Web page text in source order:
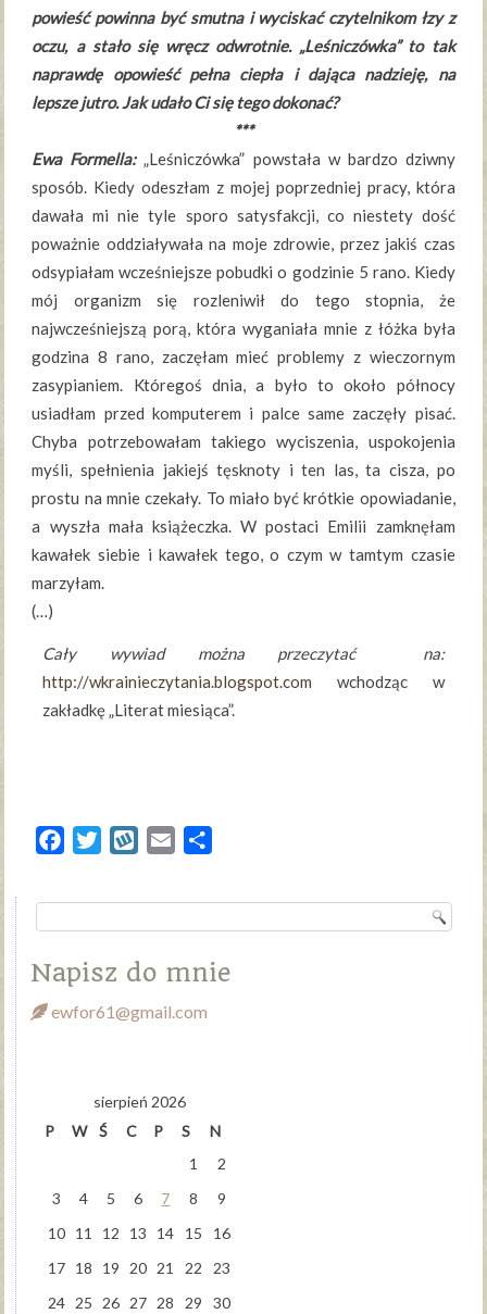
powieść powinna być smutna i wyciskać czytelnikom łzy z
oczu, a stało się wręcz odwrotnie. „Leśniczówka” to tak
naprawdę opowieść pełna ciepła i dająca nadzieję, na
lepsze jutro. Jak udało Ci się tego dokonać?
***
Ewa Formella:„Leśniczówka” powstała w bardzo dziwny
sposób. Kiedy odeszłam z mojej poprzedniej pracy, która
dawała mi nie tyle sporo satysfakcji, co niestety dość
poważnie oddziaływała na moje zdrowie, przez jakiś czas
odsypiałam wcześniejsze pobudki o godzinie 5 rano. Kiedy
mój organizm się rozleniwił do tego stopnia, że
najwcześniejszą porą, która wyganiała mnie z łóżka była
godzina 8 rano, zaczęłam mieć problemy z wieczornym
zasypianiem. Któregoś dnia, a było to około północy
usiadłam przed komputerem i palce same zaczęły pisać.
Chyba potrzebowałam takiego wyciszenia, uspokojenia
myśli, spełnienia jakiejś tęsknoty i ten las, ta cisza, po
prostu na mnie czekały. To miało być krótkie opowiadanie,
a wyszła mała książeczka. W postaci Emilii zamknęłam
kawałek siebie i kawałek tego, o czym w tamtym czasie
marzyłam.
(…)
Cały wywiad można przeczytać na:
http://wkrainieczytania.blogspot.com wchodząc w
zakładkę „Literat miesiąca”.
FacebookTwitterWykopEmail
Napisz do mnie
ewfor61@gmail.com
sierpień 2026
P
W Ś C P S
N
1
2
3
4 5 6 7 8
9
10 11 12 13 14 15
16
17 18 19 20 21 22
23
24 25 26 27 28 29
30